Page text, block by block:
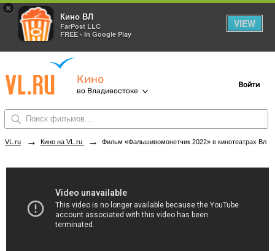
×
Кино ВЛ
FarPost LLC
FREE - In Google Play
VIEW
Кино
во Владивостоке
Войти
VL.ru → Кино на VL.ru → Фильм «Фальшивомонетчик 2022» в кинотеатрах Владивостока. Купить билеты!